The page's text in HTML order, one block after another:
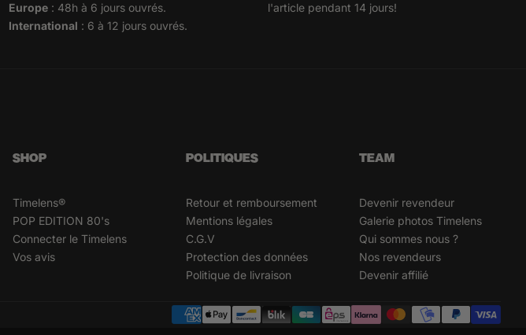
Europe : 48h à 6 jours ouvrés.
International : 6 à 12 jours ouvrés.
l'article pendant 14 jours!
SHOP
Timelens®
POP EDITION 80's
Connecter le Timelens
Vos avis
POLITIQUES
Retour et remboursement
Mentions légales
C.G.V
Protection des données
Politique de livraison
TEAM
Devenir revendeur
Galerie photos Timelens
Qui sommes nous ?
Nos revendeurs
Devenir affilié
Metodi